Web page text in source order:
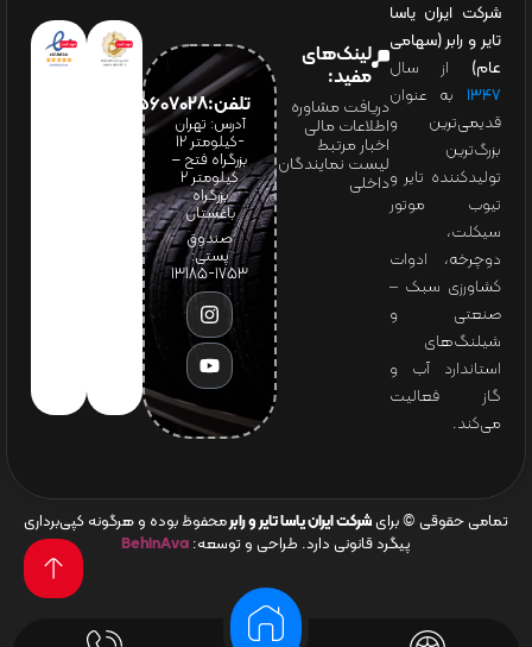
شرکت ایران یاسا
تایر و رابر (سهامی
عام) از سال
۱۳۴۷ به عنوان
قدیمی‌ترین و
بزرگ‌ترین
تولیدکننده تایر و
تیوب موتور
سیکلت،
دوچرخه، ادوات
کشاورزی سبک –
صنعتی و
شیلنگ‌های
استاندارد آب و
گاز فعالیت
می‌کند.
لینک‌های
مفید:
دریافت مشاوره
اطلاعات مالی
اخبار مرتبط
لیست نمایندگان
داخلی
تلفن:65607028(021)
آدرس: تهران
-کیلومتر 12
بزرگراه فتح –
کیلومتر ۲
بزرگراه
باغستان
صندوق
پستی:
1753-13185
تمامی حقوقی © برای شرکت ایران یاسا تایر و رابرمحفوظ بوده و هرگونه کپی‌برداری
پیگرد قانونی دارد. طراحی و توسعه: BehinAva